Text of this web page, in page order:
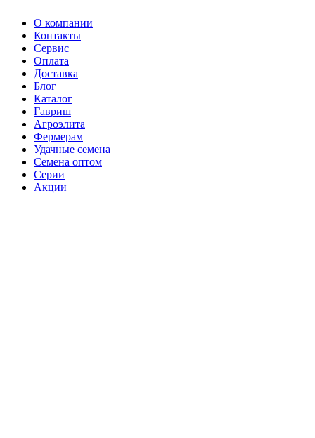
О компании
Контакты
Сервис
Оплата
Доставка
Блог
Каталог
Гавриш
Агроэлита
Фермерам
Удачные семена
Семена оптом
Серии
Акции